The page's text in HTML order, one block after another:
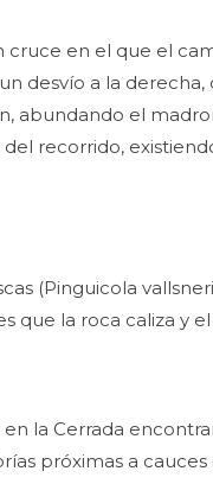
cruce en el que el
desvío a la
abundando el
recorrido,
(Pinguicola
que la roca caliza y
la Cerrada
próximas a cauces